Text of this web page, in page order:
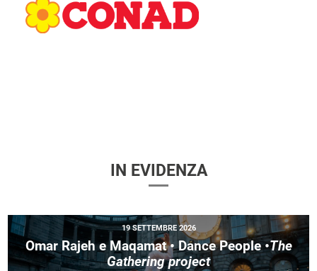
IN EVIDENZA
19 SETTEMBRE 2026
Omar Rajeh e Maqamat • Dance People •The
Gathering project